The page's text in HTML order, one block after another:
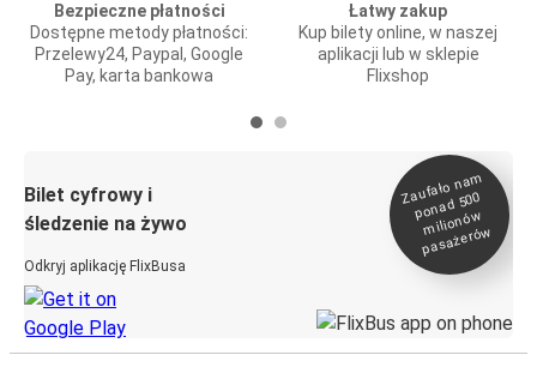
Bezpieczne płatności
Dostępne metody płatności:
Przelewy24, Paypal, Google
Pay, karta bankowa
Łatwy zakup
Kup bilety online, w naszej
aplikacji lub w sklepie
Flixshop
Bilet cyfrowy i
śledzenie na żywo
Odkryj aplikację FlixBusa
Zaufało na
m
ponad 500
milionó
w
pasażeró
w